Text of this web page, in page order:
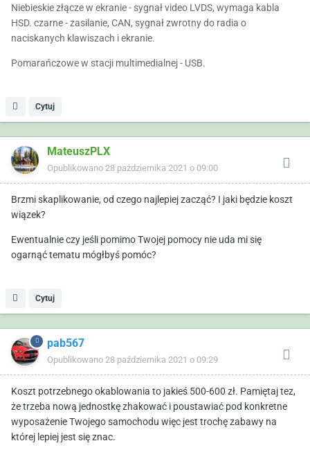
Niebieskie złącze w ekranie - sygnał video LVDS, wymaga kabla
HSD. czarne - zasilanie, CAN, sygnał zwrotny do radia o
naciskanych klawiszach i ekranie.
Pomarańczowe w stacji multimedialnej - USB.
Cytuj
MateuszPLX
Opublikowano 28 października 2021 o 09:00
Brzmi skaplikowanie, od czego najlepiej zacząć? I jaki będzie koszt
wiązek?
Ewentualnie czy jeśli pomimo Twojej pomocy nie uda mi się
ogarnąć tematu mógłbyś pomóc?
Cytuj
pab567
Opublikowano 28 października 2021 o 09:29
Koszt potrzebnego okablowania to jakieś 500-600 zł. Pamiętaj tez,
że trzeba nową jednostkę zhakować i poustawiać pod konkretne
wyposażenie Twojego samochodu więc jest trochę zabawy na
której lepiej jest się znac.